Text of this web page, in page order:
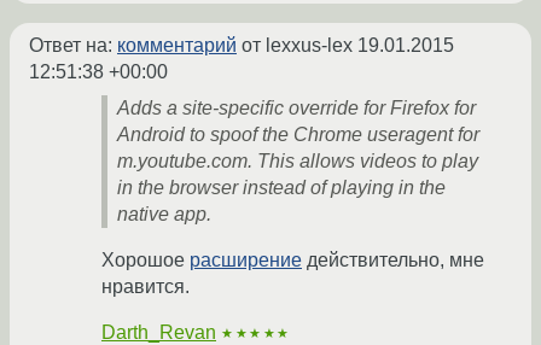
Ответ на: комментарий от lexxus-lex 19.01.2015
12:51:38 +00:00
Adds a site-specific override for Firefox for
Android to spoof the Chrome useragent for
m.youtube.com. This allows videos to play
in the browser instead of playing in the
native app.
Хорошое расширение действительно, мне
нравится.
Darth_Revan ★★★★★